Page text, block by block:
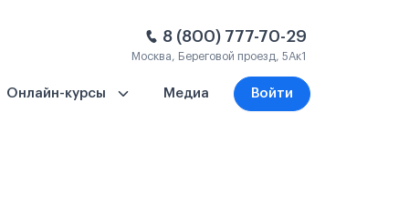
8 (800) 777-70-29
Москва, Береговой проезд, 5Ак1
Онлайн-курсы Медиа Войти